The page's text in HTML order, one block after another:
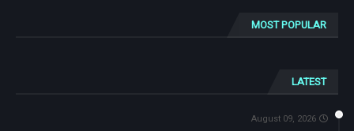
MOST POPULAR
LATEST
August 09, 2026